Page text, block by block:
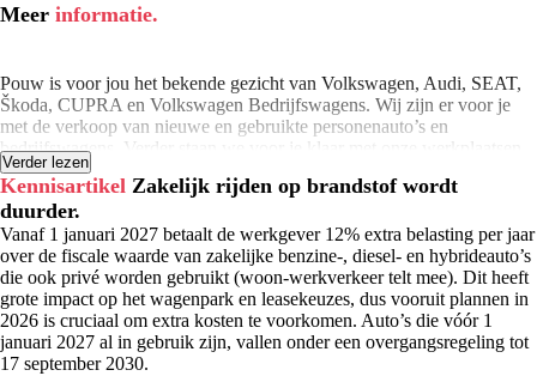
Meer informatie.
Pouw is voor jou het bekende gezicht van Volkswagen, Audi, SEAT,
Škoda, CUPRA en Volkswagen Bedrijfswagens. Wij zijn er voor je
met de verkoop van nieuwe en gebruikte personenauto’s en
bedrijfswagens. Verder staan we voor je klaar met onze werkplaatsen,
leaseproducten, financierings- en verhuuractiviteiten en onze
schadeherstelbedrijven. Klaar om samen met jou op weg te gaan. Je
vindt onze vestigingen in Apeldoorn, Deventer, Hardenberg,
Harderwijk, Kampen, Meppel, Rijssen en Zwolle.
Verder lezen
Kennisartikel Zakelijk rijden op brandstof wordt
duurder.
Vanaf 1 januari 2027 betaalt de werkgever 12% extra belasting per jaar
over de fiscale waarde van zakelijke benzine-, diesel- en hybrideauto’s
die ook privé worden gebruikt (woon-werkverkeer telt mee). Dit heeft
grote impact op het wagenpark en leasekeuzes, dus vooruit plannen in
2026 is cruciaal om extra kosten te voorkomen. Auto’s die vóór 1
januari 2027 al in gebruik zijn, vallen onder een overgangsregeling tot
17 september 2030.